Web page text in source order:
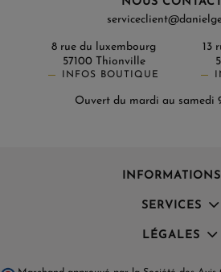
8 rue du luxembourg
57100 Thionville
INFOS BOUTIQUE
13
Ouvert du mardi au samedi
INFORMATIONS
SERVICES
LÉGALES